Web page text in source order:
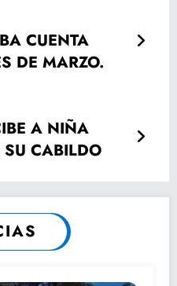
CUENTA
DE MARZO.
A NIÑA
SU CABILDO